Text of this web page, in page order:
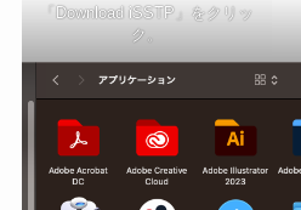
「Download iSSTP」をクリッ
ク。